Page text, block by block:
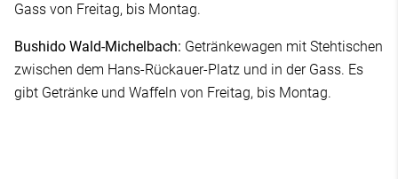
Gass von Freitag, bis Montag.
Bushido Wald-Michelbach: Getränkewagen mit Stehtischen
zwischen dem Hans-Rückauer-Platz und in der Gass. Es
gibt Getränke und Waffeln von Freitag, bis Montag.